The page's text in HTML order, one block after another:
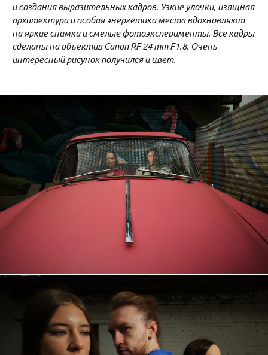
и создания выразительных кадров. Узкие улочки, изящная
архитектура и особая энергетика места вдохновляют
на яркие снимки и смелые фотоэксперименты. Все кадры
сделаны на объектив Canon RF 24 mm F1.8. Очень
интересный рисунок получился и цвет.